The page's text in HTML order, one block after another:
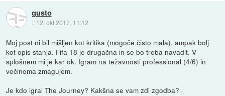
gusto
:: 12. okt 2017, 11:12
Moj post ni bil mišljen kot kritika (mogoče čisto mala), ampak bolj
kot opis stanja. Fifa 18 je drugačna in se bo treba navadit. V
splošnem mi je kar ok. Igram na težavnosti professional (4/6) in
večinoma zmagujem.
Je kdo igral The Journey? Kakšna se vam zdi zgodba?